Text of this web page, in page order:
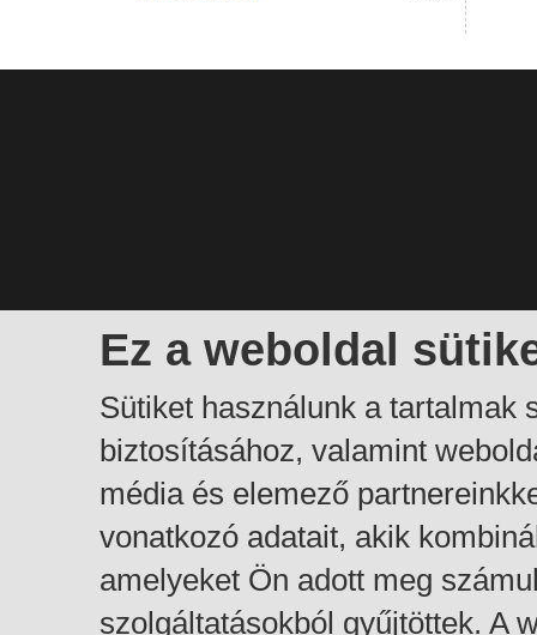
Ez a weboldal
Sütiket használunk a tartalmak
biztosításához, valamint
média és elemező
vonatkozó adatait, akik
amelyeket Ön adott meg
szolgáltatásokból gyűjtöttek. A